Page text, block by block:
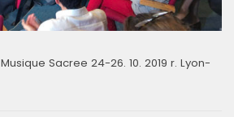
Sacree 24-26. 10. 2019 r. Lyon-